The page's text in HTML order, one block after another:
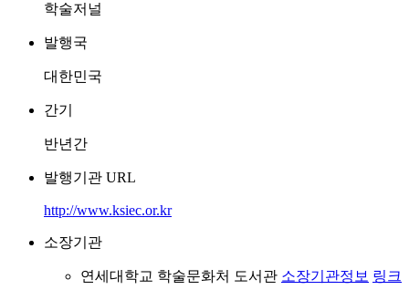
학술저널
발행국
대한민국
간기
반년간
발행기관 URL
http://www.ksiec.or.kr
소장기관
연세대학교 학술문화처 도서관 소장기관정보 링크